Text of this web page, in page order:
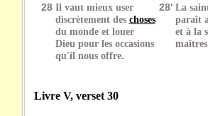
28 Il vaut mieux user
discrètement des choses
du monde et louer
Dieu pour les occasions
qu'il nous offre.
28' La
paraît
et à la
Livre V, verset 30